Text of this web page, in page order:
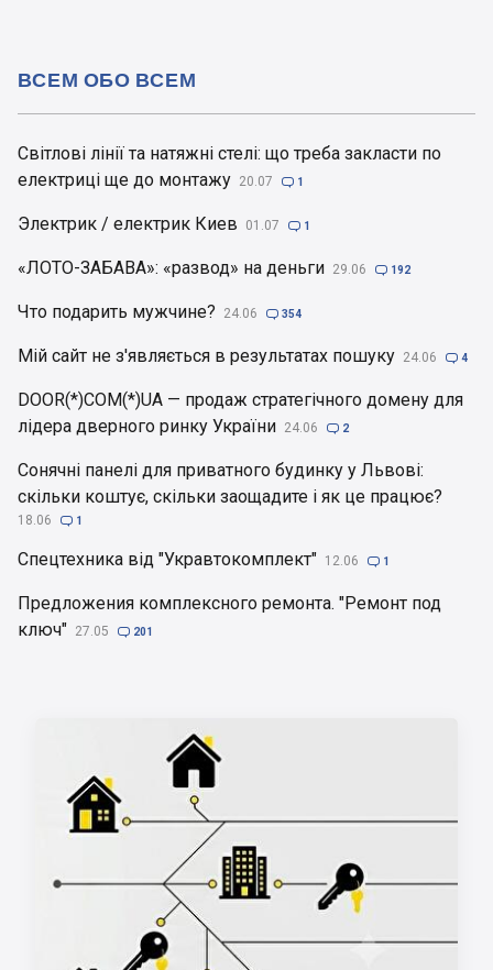
Світлові лінії та натяжні стелі: що треба закласти по
електриці ще до монтажу 20.07  1
Электрик / електрик Киев 01.07  1
«ЛОТО-ЗАБАВА»: «развод» на деньги 29.06  192
Что подарить мужчине? 24.06  354
Мій сайт не з'являється в результатах пошуку 24.06  4
DOOR(*)COM(*)UA — продаж стратегічного домену для
лідера дверного ринку України 24.06  2
Сонячні панелі для приватного будинку у Львові:
скільки коштує, скільки заощадите і як це працює?
18.06  1
Спецтехника від "Укравтокомплект" 12.06  1
Предложения комплексного ремонта. "Ремонт под
ключ" 27.05  201
ВСЕМ ОБО ВСЕМ